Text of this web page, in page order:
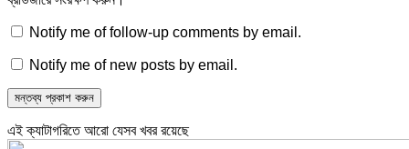
Notify me of follow-up comments by email.
Notify me of new posts by email.
এই ক্যাটাগরিতে আরো যেসব খবর রয়েছে